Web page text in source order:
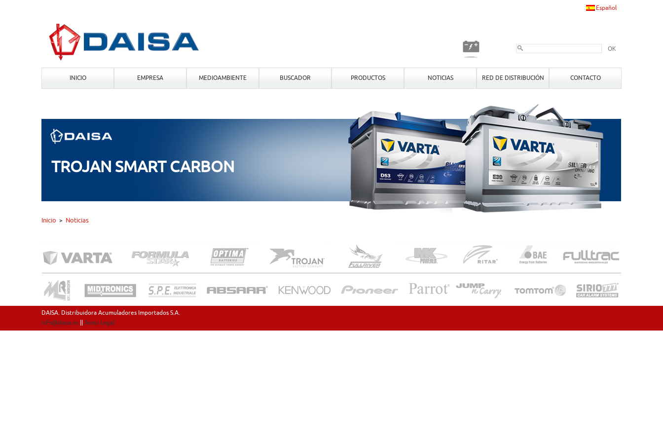
INICIO EMPRESA MEDIOAMBIENTE BUSCADOR PRODUCTOS NOTICIAS RED DE DISTRIBUCIÓN CONTACTO
Español
OK
TROJAN SMART CARBON
Inicio > Noticias
DAISA. Distribuidora Acumuladores Importados S.A.
info@daisa.es
Aviso Legal